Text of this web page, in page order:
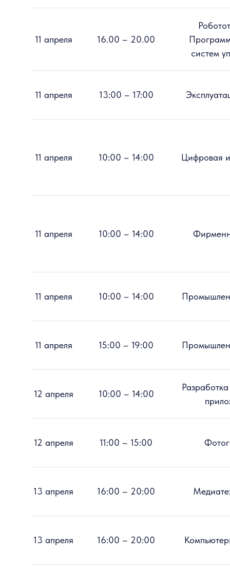
11 апреля 16.00 – 20.00
систем
11 апреля 13:00 – 17:00
11 апреля 10:00 – 14:00 Цифровая
11 апреля 10:00 – 14:00
11 апреля 10:00 – 14:00
11 апреля 15:00 – 19:00
12 апреля 10:00 – 14:00
12 апреля 11:00 – 15:00
13 апреля 16:00 – 20:00
13 апреля 16:00 – 20:00